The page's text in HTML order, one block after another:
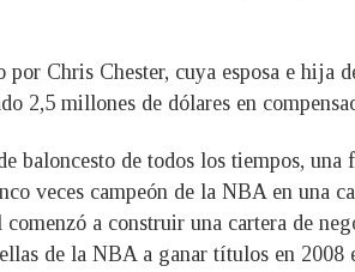
Chris Chester, cuya esposa e hija
2,5 millones de dólares en
baloncesto de todos los tiempos,
veces campeón de la NBA en una
a construir una cartera de
de la NBA a ganar títulos en